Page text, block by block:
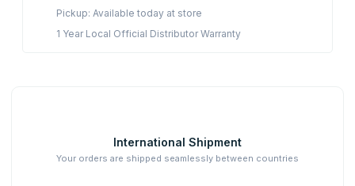
Pickup: Available today at store
1 Year Local Official Distributor Warranty
International Shipment
Your orders are shipped seamlessly between countries